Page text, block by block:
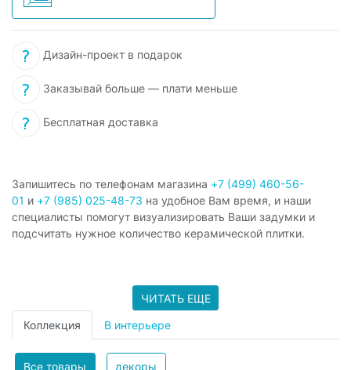
Дизайн-проект в подарок
Заказывай больше — плати меньше
Бесплатная доставка
Запишитесь по телефонам магазина +7 (499) 460-56-
01 и +7 (985) 025-48-73 на удобное Вам время, и наши
специалисты помогут визуализировать Ваши задумки и
подсчитать нужное количество керамической плитки.
ЧИТАТЬ ЕЩЕ
Коллекция В интерьере
Все товары декоры